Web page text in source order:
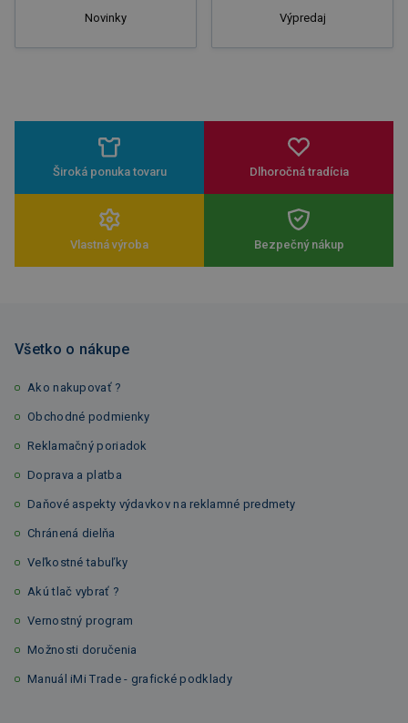
Novinky Výpredaj
Široká ponuka tovaru Dlhoročná tradícia
Vlastná výroba Bezpečný nákup
Všetko o nákupe
Ako nakupovať ?
Obchodné podmienky
Reklamačný poriadok
Doprava a platba
Daňové aspekty výdavkov na reklamné predmety
Chránená dielňa
Veľkostné tabuľky
Akú tlač vybrať ?
Vernostný program
Možnosti doručenia
Manuál iMi Trade - grafické podklady